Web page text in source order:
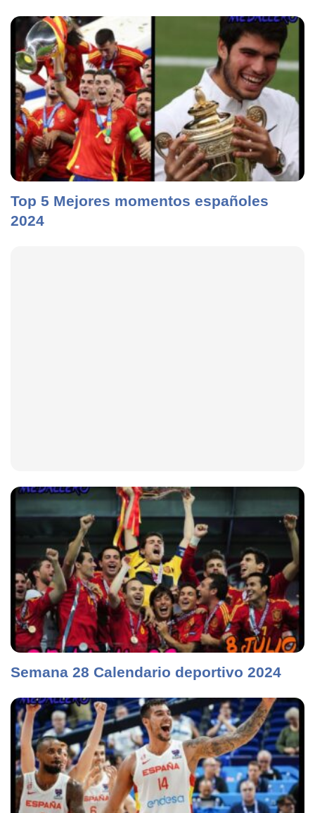
Top 5 Mejores momentos españoles
2024
Semana 28 Calendario deportivo 2024